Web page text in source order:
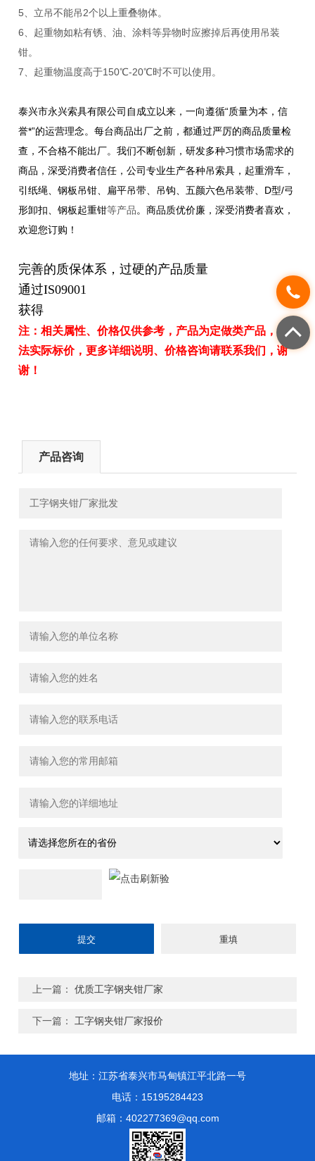
5、立吊不能吊2个以上重叠物体。
6、起重物如粘有锈、油、涂料等异物时应擦掉后再使用吊装
钳。
7、起重物温度高于150℃-20℃时不可以使用。
泰兴市永兴索具有限公司自成立以来，一向遵循“质量为本，信
誉*”的运营理念。每台商品出厂之前，都通过严厉的商品质量检
查，不合格不能出厂。我们不断创新，研发多种习惯市场需求的
商品，深受消费者信任，公司专业生产各种吊索具，起重滑车，
引纸绳、钢板吊钳、扁平吊带、吊钩、五颜六色吊装带、D型/弓
形卸扣、钢板起重钳等产品。商品质优价廉，深受消费者喜欢，
欢迎您订购！
完善的质保体系，过硬的产品质量
通过IS09001
获得
注：相关属性、价格仅供参考，产品为定做类产品，无
法实际标价，更多详细说明、价格咨询请联系我们，谢
谢！
产品咨询
上一篇：优质工字钢夹钳厂家
下一篇：工字钢夹钳厂家报价
地址：江苏省泰兴市马甸镇江平北路一号
电话：15195284423
邮箱：402277369@qq.com